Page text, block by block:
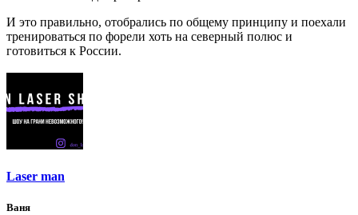
И это правильно, отобрались по общему принципу и поехали
тренироваться по форели хоть на северный полюс и
готовиться к России.
Laser man
Ваня